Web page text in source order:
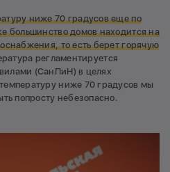
ниже 70 градусов еще по
большинство домов находится на
то есть берет горячую
регламентируется
(СанПиН) в целях
ниже 70 градусов мы
попросту небезопасно.